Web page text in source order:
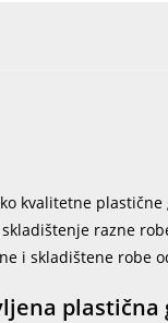
kvalitetne
razne
i skladištene robe
plastična